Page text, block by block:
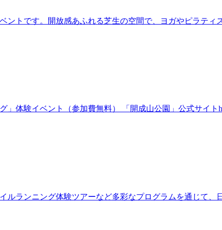
トです。開放感あふれる芝生の空間で、ヨガやピラティ
体験イベント（参加費無料） 「開成山公園」公式サイト
ランニング体験ツアーなど多彩なプログラムを通じて